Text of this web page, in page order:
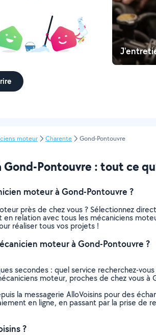
moteur Charente Gond-Pontouvre
Pontouvre : tout ce
moteur à Gond-Pontouvre ?
près de chez vous ? Sélectionnez
en relation avec tous les mécaniciens
réaliser tous vos projets !
moteur à Gond-Pontouvre ?
secondes : quel service recherchez-
moteur, proches de chez vous
la messagerie AlloVoisins pour des
en ligne, en passant par la prise de
?